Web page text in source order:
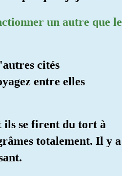
un autre que le
cités
entre elles
ils se firent du tort à
totalement. Il y a